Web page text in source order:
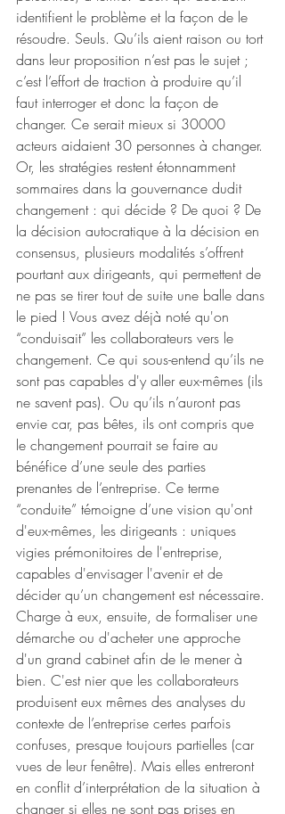
identifient le problème et la façon de le
résoudre. Seuls. Qu’ils aient raison ou tort
dans leur proposition n’est pas le sujet ;
c’est l’effort de traction à produire qu’il
faut interroger et donc la façon de
changer. Ce serait mieux si 30000
acteurs aidaient 30 personnes à changer.
Or, les stratégies restent étonnamment
sommaires dans la gouvernance dudit
changement : qui décide ? De quoi ? De
la décision autocratique à la décision en
consensus, plusieurs modalités s’offrent
pourtant aux dirigeants, qui permettent de
ne pas se tirer tout de suite une balle dans
le pied ! Vous avez déjà noté qu'on
“conduisait” les collaborateurs vers le
changement. Ce qui sous-entend qu’ils ne
sont pas capables d'y aller eux-mêmes (ils
ne savent pas). Ou qu’ils n’auront pas
envie car, pas bêtes, ils ont compris que
le changement pourrait se faire au
bénéfice d’une seule des parties
prenantes de l’entreprise. Ce terme
“conduite” témoigne d’une vision qu'ont
d'eux-mêmes, les dirigeants : uniques
vigies prémonitoires de l'entreprise,
capables d'envisager l'avenir et de
décider qu’un changement est nécessaire.
Charge à eux, ensuite, de formaliser une
démarche ou d'acheter une approche
d'un grand cabinet afin de le mener à
bien. C'est nier que les collaborateurs
produisent eux mêmes des analyses du
contexte de l’entreprise certes parfois
confuses, presque toujours partielles (car
vues de leur fenêtre). Mais elles entreront
en conflit d’interprétation de la situation à
changer si elles ne sont pas prises en